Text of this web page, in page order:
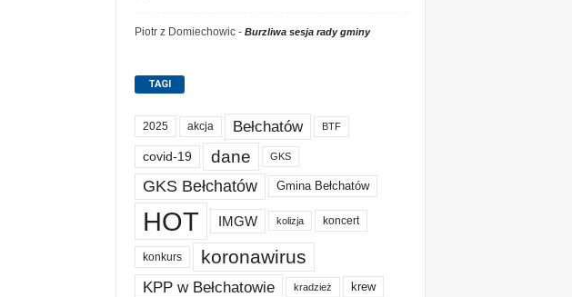
Piotr z Domiechowic- Burzliwa sesja rady gminy
TAGI
2025 akcja Bełchatów BTF
covid-19 dane GKS
GKS Bełchatów Gmina Bełchatów
HOT IMGW kolizja koncert
konkurs koronawirus
KPP w Bełchatowie kradzież krew